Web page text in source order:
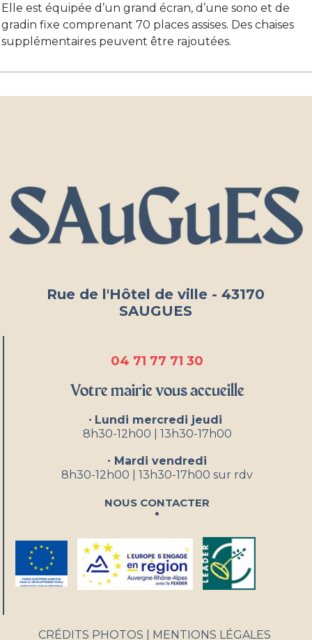
Elle est équipée d’un grand écran, d’une sono et de
gradin fixe comprenant 70 places assises. Des chaises
supplémentaires peuvent être rajoutées.
Rue de l'Hôtel de ville - 43170
SAUGUES
04 71 77 71 30
Votre mairie vous accueille
• Lundi mercredi jeudi
8h30-12h00 | 13h30-17h00
• Mardi vendredi
8h30-12h00 | 13h30-17h00 sur rdv
Nous contacter
CRÉDITS PHOTOS MENTIONS LÉGALES